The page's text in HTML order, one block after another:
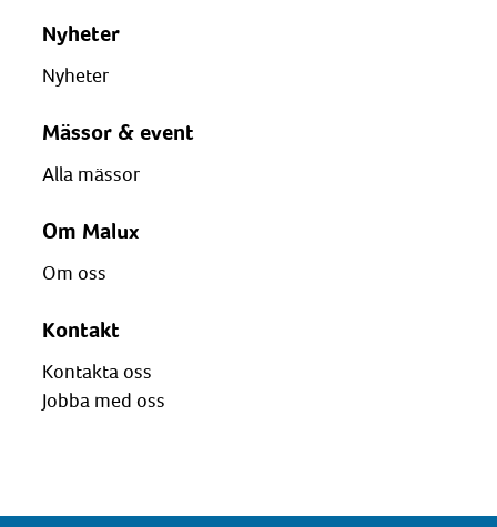
Nyheter
Nyheter
Mässor & event
Alla mässor
Om Malux
Om oss
Kontakt
Kontakta oss
Jobba med oss